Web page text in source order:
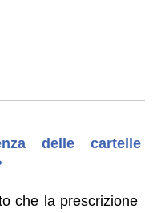
delle cartelle
che la prescrizione